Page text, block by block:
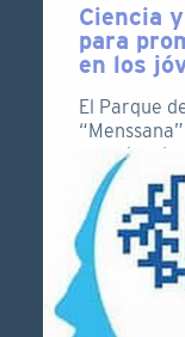
Ciencia
para
en los
El Parque
que
el
11 DE JULIO